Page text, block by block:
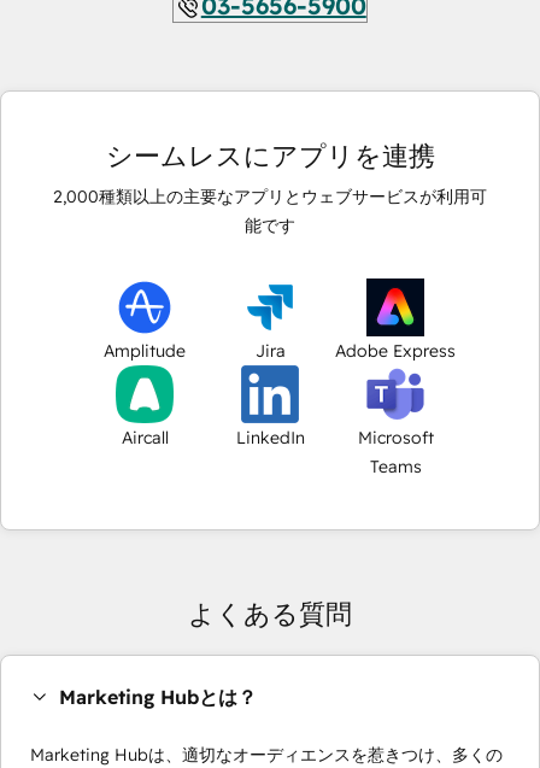
シームレスにアプリを連携
2,000種類以上の主要なアプリとウェブサービスが利用可
能です
Amplitude Jira Adobe Express
Aircall LinkedIn
Microsoft
Teams
よくある質問
Marketing Hubとは？
Marketing Hubは、適切なオーディエンスを惹きつけ、多くの